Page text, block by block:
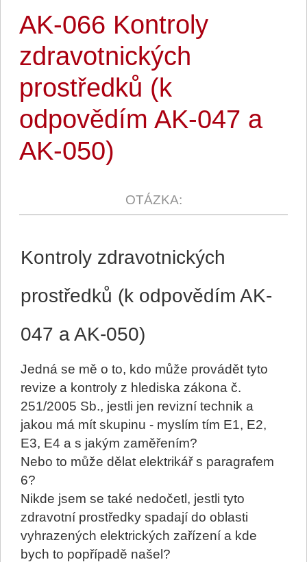
AK-066 Kontroly
zdravotnických
prostředků (k
odpovědím AK-047 a
AK-050)
Kontroly zdravotnických
prostředků (k odpovědím AK-
047 a AK-050)
Jedná se mě o to, kdo může provádět tyto
revize a kontroly z hlediska zákona č.
251/2005 Sb., jestli jen revizní technik a
jakou má mít skupinu - myslím tím E1, E2,
E3, E4 a s jakým zaměřením?
Nebo to může dělat elektrikář s paragrafem
6?
Nikde jsem se také nedočetl, jestli tyto
zdravotní prostředky spadají do oblasti
vyhrazených elektrických zařízení a kde
bych to popřípadě našel?